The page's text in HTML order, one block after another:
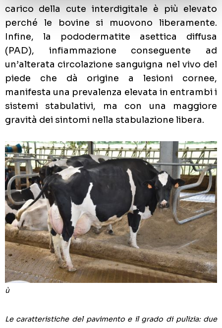
carico della cute interdigitale è più elevato
perché le bovine si muovono liberamente.
Infine, la pododermatite asettica diffusa
(PAD), infiammazione conseguente ad
un’alterata circolazione sanguigna nel vivo del
piede che dà origine a lesioni cornee,
manifesta una prevalenza elevata in entrambi i
sistemi stabulativi, ma con una maggiore
gravità dei sintomi nella stabulazione libera.
ù
Le caratteristiche del pavimento e il grado di pulizia: due